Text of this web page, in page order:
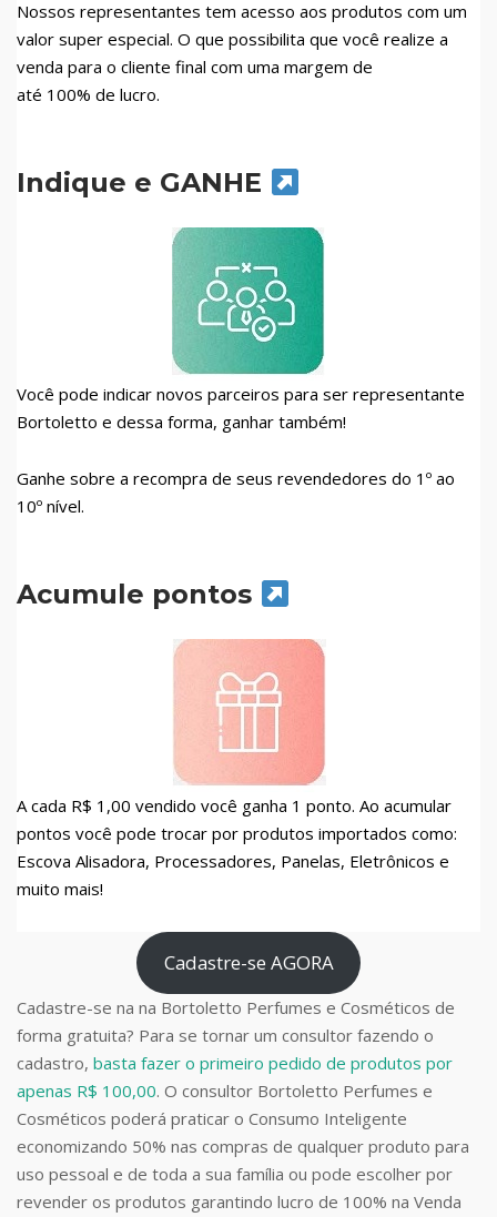
Nossos representantes tem acesso aos produtos com um
valor super especial. O que possibilita que você realize a
venda para o cliente final com uma margem de
até 100% de lucro.
Indique e GANHE
Você pode indicar novos parceiros para ser representante
Bortoletto e dessa forma, ganhar também!
Ganhe sobre a recompra de seus revendedores do 1º ao
10º nível.
Acumule pontos
A cada R$ 1,00 vendido você ganha 1 ponto. Ao acumular
pontos você pode trocar por produtos importados como:
Escova Alisadora, Processadores, Panelas, Eletrônicos e
muito mais!
Cadastre-se AGORA
Cadastre-se na na Bortoletto Perfumes e Cosméticos de
forma gratuita? Para se tornar um consultor fazendo o
cadastro, basta fazer o primeiro pedido de produtos por
apenas R$ 100,00. O consultor Bortoletto Perfumes e
Cosméticos poderá praticar o Consumo Inteligente
economizando 50% nas compras de qualquer produto para
uso pessoal e de toda a sua família ou pode escolher por
revender os produtos garantindo lucro de 100% na Venda